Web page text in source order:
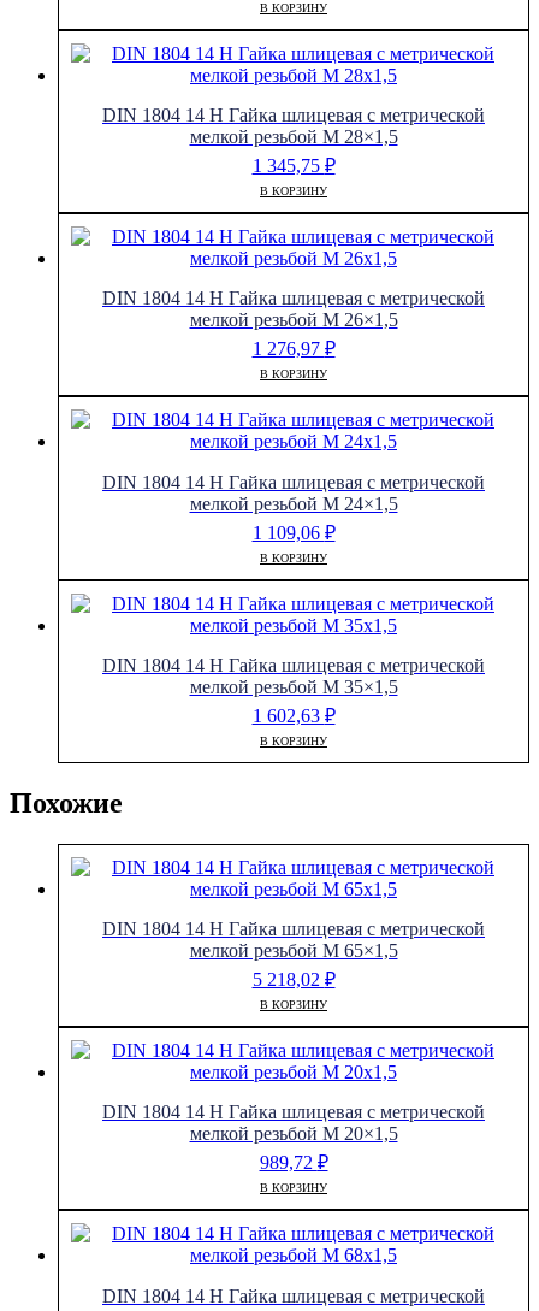
В КОРЗИНУ
DIN 1804 14 H Гайка шлицевая с метрической
мелкой резьбой M 28×1,5
1 345,75 ₽
В КОРЗИНУ
DIN 1804 14 H Гайка шлицевая с метрической
мелкой резьбой M 26×1,5
1 276,97 ₽
В КОРЗИНУ
DIN 1804 14 H Гайка шлицевая с метрической
мелкой резьбой M 24×1,5
1 109,06 ₽
В КОРЗИНУ
DIN 1804 14 H Гайка шлицевая с метрической
мелкой резьбой M 35×1,5
1 602,63 ₽
В КОРЗИНУ
Похожие
DIN 1804 14 H Гайка шлицевая с метрической
мелкой резьбой M 65×1,5
5 218,02 ₽
В КОРЗИНУ
DIN 1804 14 H Гайка шлицевая с метрической
мелкой резьбой M 20×1,5
989,72 ₽
В КОРЗИНУ
DIN 1804 14 H Гайка шлицевая с метрической